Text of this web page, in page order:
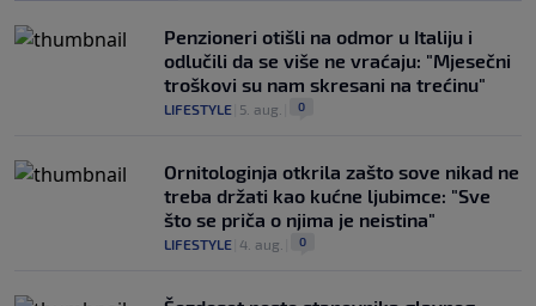
Penzioneri otišli na odmor u Italiju i
odlučili da se više ne vraćaju: "Mjesečni
troškovi su nam skresani na trećinu"
LIFESTYLE 5. aug. 0
Ornitologinja otkrila zašto sove nikad ne
treba držati kao kućne ljubimce: "Sve
što se priča o njima je neistina"
LIFESTYLE 4. aug. 0